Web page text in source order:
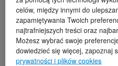
celów, między innymi do
zapamiętywania Twoich
najtrafniejszych treści oraz
Możesz wybrać swoje
dowiedzieć się więcej, zapoznaj
prywatności i plików cookies